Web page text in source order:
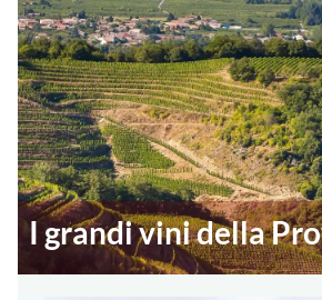
I grandi vini della